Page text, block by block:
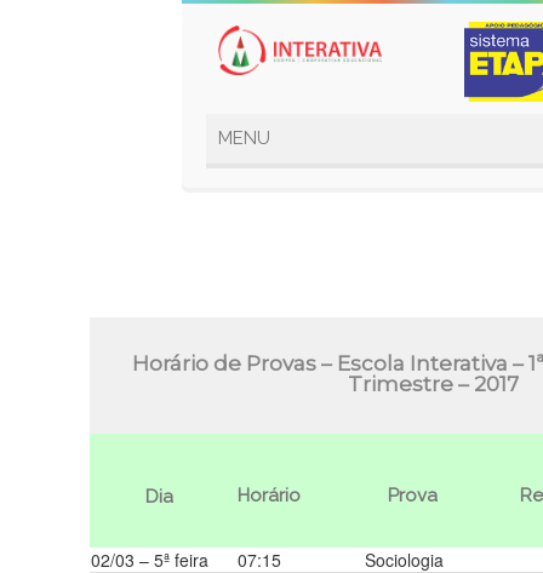
Horário de Provas – Escola Interativa –
Trimestre – 2017
Dia Horário Prova
02/03 – 5ª feira 07:15
Sociologia